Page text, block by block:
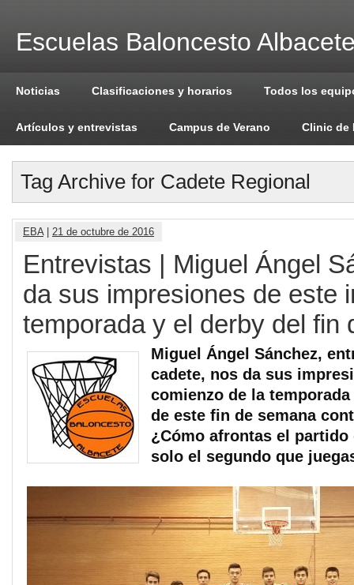
Escuelas Baloncesto
Noticias Clasificaciones y horarios Todos los
Artículos y entrevistas Campus de Verano Clinic de
Tag Archive for Cadete Regional
EBA| 21 de octubre de 2016
Entrevistas | Miguel Ángel
da sus impresiones de este
temporada y el derby del fin
Miguel Ángel Sánchez,
cadete, nos da sus
comienzo de la
de este fin de semana
¿Cómo afrontas el partido
solo el segundo que